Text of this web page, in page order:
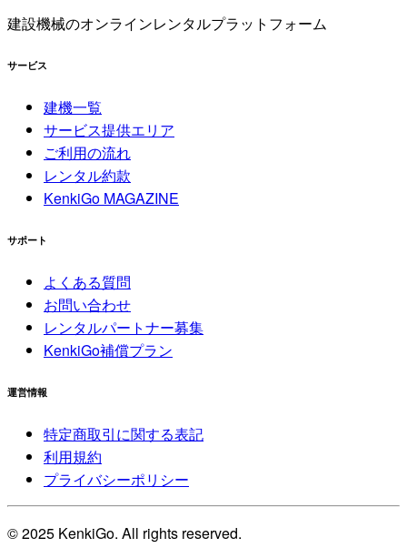
建設機械のオンラインレンタルプラットフォーム
サービス
建機一覧
サービス提供エリア
ご利用の流れ
レンタル約款
KenkiGo MAGAZINE
サポート
よくある質問
お問い合わせ
レンタルパートナー募集
KenkiGo補償プラン
運営情報
特定商取引に関する表記
利用規約
プライバシーポリシー
© 2025 KenkiGo. All rights reserved.